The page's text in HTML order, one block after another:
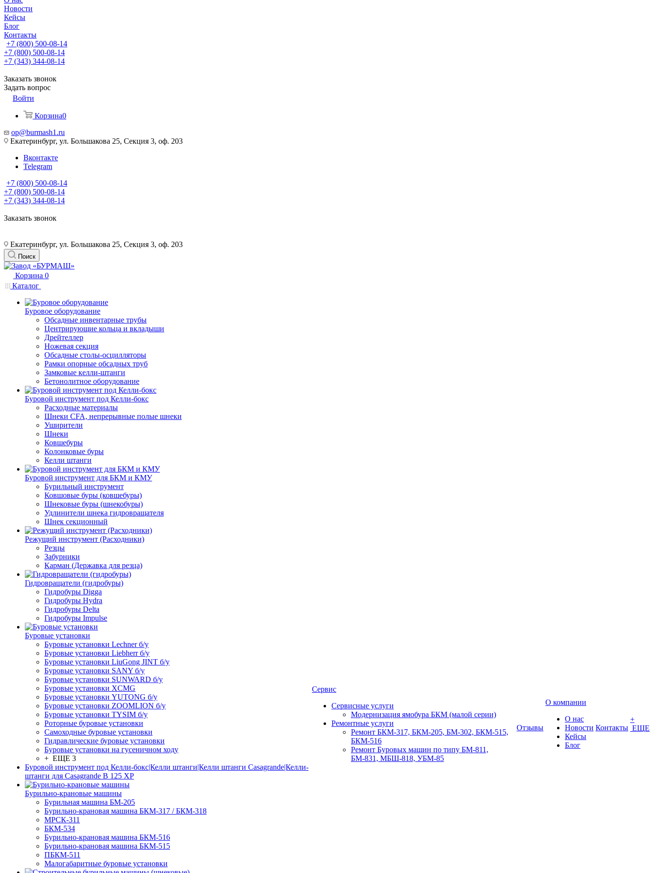
Новости
Кейсы
Блог
Контакты
+7 (800) 500-08-14
+7 (800) 500-08-14
+7 (343) 344-08-14
Заказать звонок
Задать вопрос
Войти
Корзина0
op@burmash1.ru
Екатеринбург, ул. Большакова 25, Секция 3, оф. 203
Вконтакте
Telegram
+7 (800) 500-08-14
+7 (800) 500-08-14
+7 (343) 344-08-14
Заказать звонок
Екатеринбург, ул. Большакова 25, Секция 3, оф. 203
Поиск
Корзина 0
Каталог
Буровое оборудование
Обсадные инвентарные трубы
Центрирующие кольца и вкладыши
Дрейтеллер
Ножевая секция
Обсадные столы-осцилляторы
Рамки опорные обсадных труб
Замковые келли-штанги
Бетонолитное оборудование
Буровой инструмент под Келли-бокс
Расходные материалы
Шнеки CFA, непрерывные полые шнеки
Уширители
Шнеки
Ковшебуры
Колонковые буры
Келли штанги
Буровой инструмент для БКМ и КМУ
Бурильный инструмент
Ковшовые буры (ковшебуры)
Шнековые буры (шнекобуры)
Удлинители шнека гидровращателя
Шнек секционный
Режущий инструмент (Расходники)
Резцы
Забурники
Карман (Державка для резца)
Гидровращатели (гидробуры)
Гидробуры Digga
Гидробуры Hydra
Гидробуры Delta
Гидробуры Impulse
Буровые установки
Буровые установки Lechner б/у
Буровые установки Liebherr б/у
Буровые установки LiuGong JINT б/у
Буровые установки SANY б/у
Буровые установки SUNWARD б/у
Буровые установки XCMG
Буровые установки YUTONG б/у
Буровые установки ZOOMLION б/у
Буровые установки TYSIM б/у
Роторные буровые установки
Самоходные буровые установки
Гидравлические буровые установки
Буровые установки на гусеничном ходу
+ ЕЩЕ 3
Буровой инструмент под Келли-бокс|Келли штанги|Келли штанги Casagrande|Келли-
штанги для Casagrande B 125 XP
Бурильно-крановые машины
Бурильная машина БМ-205
Бурильно-крановая машина БКМ-317 / БКМ-318
МРСК-311
БКМ-534
Бурильно-крановая машина БКМ-516
Бурильно-крановая машина БКМ-515
ПБКМ-511
Малогабаритные буровые установки
Сервис
Сервисные услуги
Модернизация ямобура БКМ (малой серии)
Ремонтные услуги
Ремонт БКМ-317, БКМ-205, БМ-302, БКМ-515,
БКМ-516
Ремонт Буровых машин по типу БМ-811,
БМ-831, МБШ-818, УБМ-85
Отзывы
О компании
О нас
Новости
Кейсы
Блог
Контакты
+
ЕЩЕ